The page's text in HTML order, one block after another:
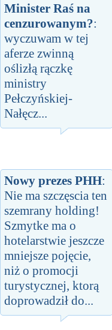
Minister Raś na
cenzurowanym?:
wyczuwam w tej
aferze zwinną
oślizłą rączkę
ministry
Pełczyńskiej-
Nałęcz...
Nowy prezes PHH:
Nie ma szczęscia ten
szemrany holding!
Szmytke ma o
hotelarstwie jeszcze
mniejsze pojęcie,
niż o promocji
turystycznej, ktorą
doprowadził do...